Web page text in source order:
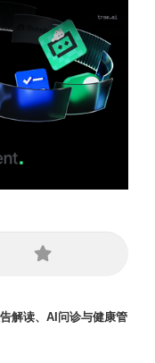
解读、AI问诊与健康管